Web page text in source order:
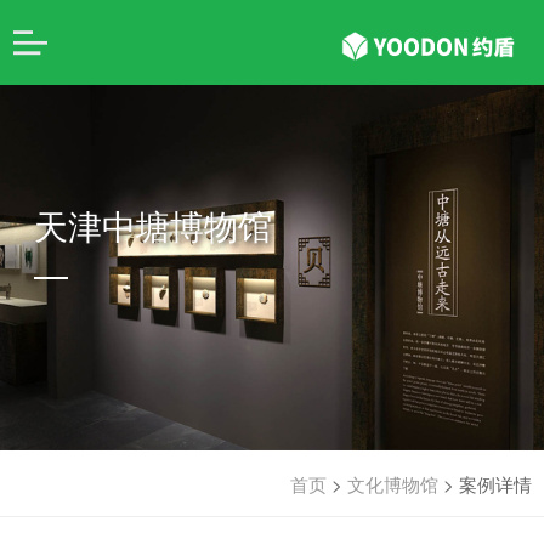
天津中塘博物馆
首页 > 文化博物馆> 案例详情